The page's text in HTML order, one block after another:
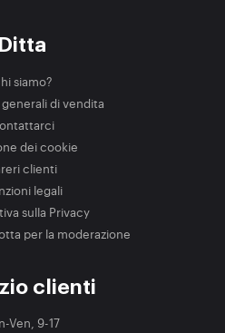
Ditta
siamo?
di vendita
dei cookie
clienti
legali
sulla Privacy
per la moderazione
clienti
Ven, 9-17